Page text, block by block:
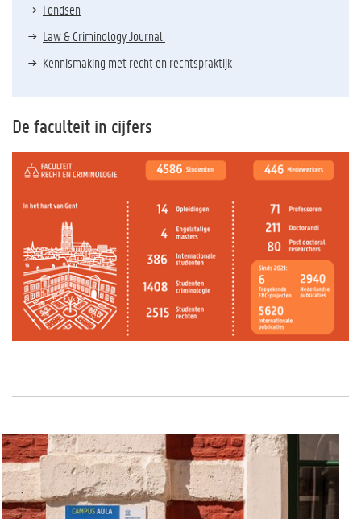
Fondsen
Law & Criminology Journal
Kennismaking met recht en rechtspraktijk
De faculteit in cijfers